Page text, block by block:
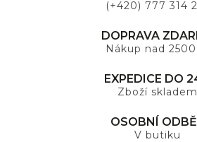
(+420) 777 314
DOPRAVA
Nákup nad
EXPEDICE DO
Zboží skladem
OSOBNÍ
V butiku